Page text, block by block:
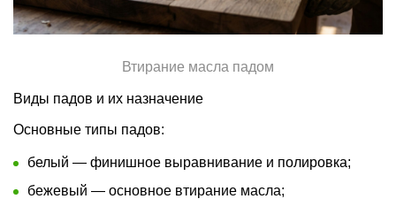
Втирание масла падом
Виды падов и их назначение
Основные типы падов:
белый — финишное выравнивание и полировка;
бежевый — основное втирание масла;